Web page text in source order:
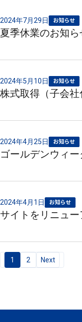
2024年7月29日 お知らせ
夏季休業のお知ら
2024年5月10日 お知らせ
株式取得（子会
2024年4月25日 お知らせ
ゴールデンウィ
2024年4月1日 お知らせ
サイトをリニュ
投1 2 Next